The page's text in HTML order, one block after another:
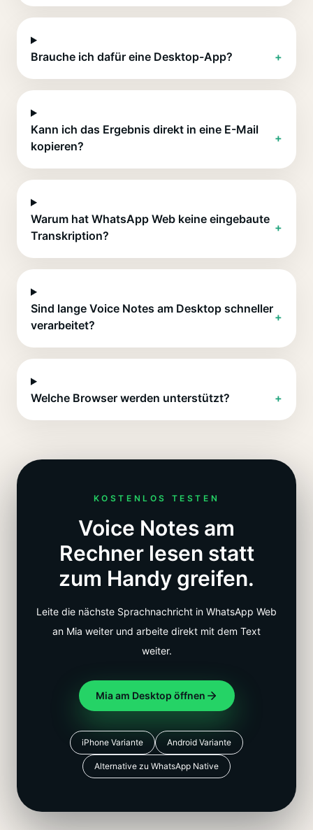
Brauche ich dafür eine Desktop-App? +
Kann ich das Ergebnis direkt in eine E-Mail
kopieren?
+
Warum hat WhatsApp Web keine eingebaute
Transkription?
+
Sind lange Voice Notes am Desktop schneller
verarbeitet?
+
Welche Browser werden unterstützt? +
KOSTENLOS TESTEN
Voice Notes am
Rechner lesen statt
zum Handy greifen.
Leite die nächste Sprachnachricht in WhatsApp Web
an Mia weiter und arbeite direkt mit dem Text
weiter.
Mia am Desktop öffnen
iPhone Variante Android Variante
Alternative zu WhatsApp Native